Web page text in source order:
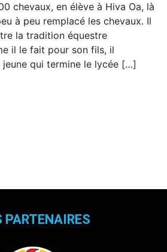
chevaux, en élève à Hiva Oa, là
à peu remplacé les chevaux. Il
la tradition équestre
il le fait pour son fils, il
jeune qui termine le lycée […]
PARTENAIRES